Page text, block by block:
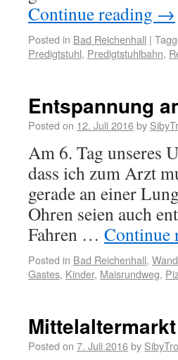
Continue reading →
Posted in Bad Reichenhall |
Predigtstuhl, Predigtstuhlbahn,
Entspannung
Posted on 12. Juli 2016by
Am 6. Tag unseres
dass ich zum Arzt
gerade an einer
Ohren seien auch
Fahren … Continue
Posted in Bad Reichenhall,
Gastes, Kinder, Maisrundweg,
Posted on 7. Juli 2016by